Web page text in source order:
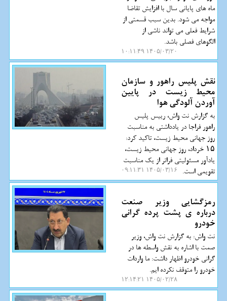
ماه های پایانی سال با افزایش تقاضا
مواجه می شود. بدین سبب قسمتی از
شرایط فعلی می تواند ناشی از
الگوهای فصلی باشد.
۱۴۰۵/۰۳/۲۰ ۱۰:۱۱:۴۹
نقش پلیس راهور و سازمان
محیط زیست در پایین
آوردن آلودگی هوا
به گزارش نت واش، رییس پلیس
راهور فراجا در یادداشتی به مناسبت
روز جهانی محیط زیست، تاکید کرد:
۱۵ خرداد، روز جهانی محیط زیست،
یادآور مسئولیتی فراتر از یک مناسبت
تقویمی است.
۱۴۰۵/۰۳/۱۶ ۰۹:۱۱:۳۱
رمزگشایی وزیر صنعت
درباره ی پشت پرده گرانی
خودرو
نت واش: به گزارش نت واش، وزیر
صمت با اشاره به نقش واسطه ها در
گرانی خودرو اظهار داشت: ما واردات
خودرو را متوقف نکرده ایم.
۱۴۰۵/۰۲/۲۸ ۱۲:۱۴:۲۱